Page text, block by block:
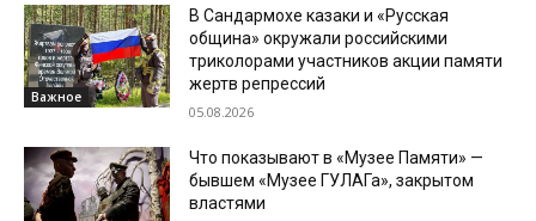
Важное
В Сандармохе казаки и «Русская
община» окружали российскими
триколорами участников акции памяти
жертв репрессий
05.08.2026
Что показывают в «Музее Памяти» —
бывшем «Музее ГУЛАГа», закрытом
властями